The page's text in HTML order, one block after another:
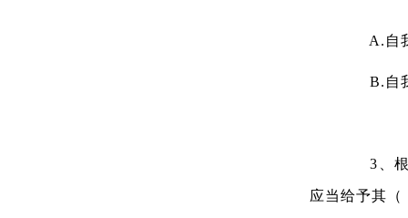
A.自
B.自
3、根据
应当给予其